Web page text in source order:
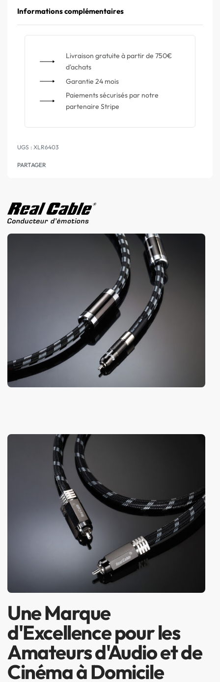
Informations complémentaires
Livraison gratuite à partir de 750€
d'achats
Garantie 24 mois
Paiements sécurisés par notre
partenaire Stripe
XLR6403
PARTAGER
Une Marque
d'Excellence pour les
Amateurs d'Audio et de
Cinéma à Domicile